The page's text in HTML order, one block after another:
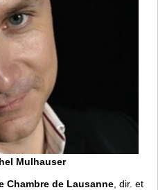
Mulhauser
Chambre de Lausanne, dir. et